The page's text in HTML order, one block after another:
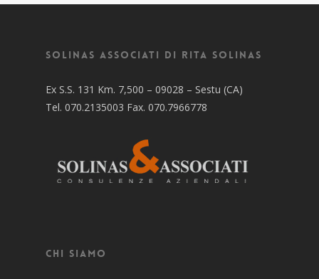
Solinas Associati di Rita Solinas
Ex S.S. 131 Km. 7,500 – 09028 – Sestu (CA)
Tel. 070.2135003 Fax. 070.7966778
Chi siamo